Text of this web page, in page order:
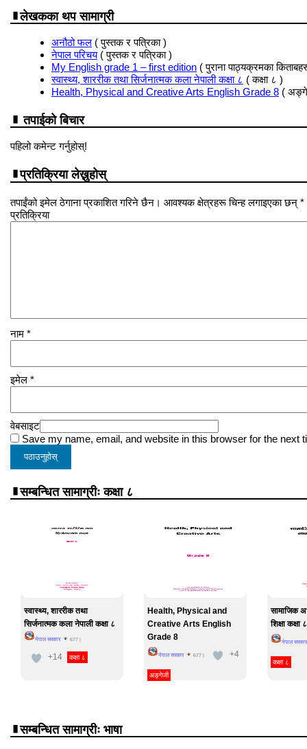
लेखकका थप सामाग्री
अनौठो फल ( पुस्तक र पत्रिका )
नेपाल परिचय( पुस्तक र पत्रिका )
My English grade 1 – first edition ( पुराना पाठ्यक्रमका
स्वास्थ्य, शाररीक तथा सिर्जनात्मक कला नेपाली कक्षा ८ ( कक्षा ८ )
Health, Physical and Creative Arts English Grade 8 (
तपाईको बिचार
पहिलो कमेन्ट गर्नुहोस्!
प्रतिक्रिया लेख्नुहोस्
तपाईंको इमेल ठेगाना प्रकाशित गरिने छैन। आवश्यक क्षेत्रहरू चिन्ह लगाइएका छन् *
प्रतिक्रिया
नाम *
इमेल *
वेबसाइट
Save my name, email, and website in this browser for the next
सम्बन्धित सामाग्रीः कक्षा ८
स्वास्थ्य, शाररीक तथा
सिर्जनात्मक कला नेपाली कक्षा ८
नेपाल सरकार 677|
+14 कक्षा ८
Health, Physical and
Creative Arts English
Grade 8
नेपाल सरकार 677| +4
अङ्गेजी
सामाजिक
शिक्षा कक्षा ८
नेपाल सरकार
कक्षा ८
सम्बन्धित सामाग्रीः भाषा